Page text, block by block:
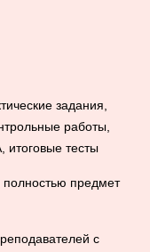
задания,
работы,
тесты
предмет
с